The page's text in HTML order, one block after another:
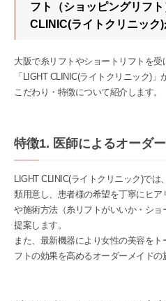
フト（ショッピングリフ
CLINIC(ライトクリニック)
大阪で糸リフトやショートリフトを
「LIGHT CLINIC(ライトクリニック)
こだわり・特徴について紹介します。
特徴1. 医師によるオーダ
LIGHT CLINIC(ライトクリニック)で
類用意し、患者様の希望を丁寧にヒ
や施術方法（糸リフトがいいか・シ
提案します。
また、最新機器により女性の美容を
フトの効果を高めるオーダーメイドの